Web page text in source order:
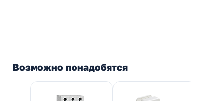
Возможно понадобятся